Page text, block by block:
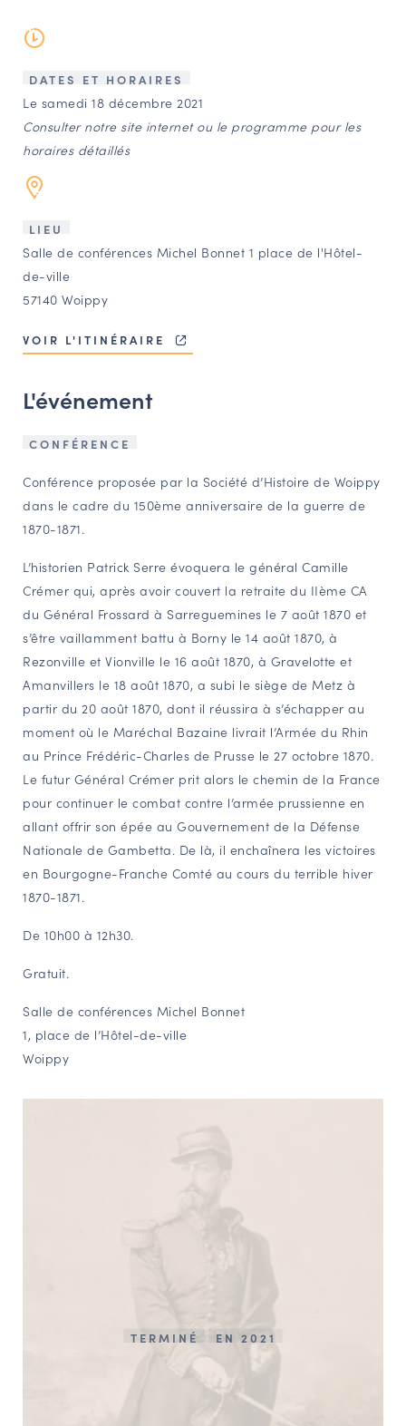
Agenda
Annuaire
Ressources
OFFRES D’EMPLOI ET DE STAGE
BOURSE D’ÉCHANGE
OUTILS EN LIGNE
Espace acteurs
PORTAIL CULTURE
Comité d'Histoire Régionale
VOUS ÊTES…
Amateurs d’histoire et de patrimoine
Responsables de structures
Étudiants & chercheurs
DATES ET HORAIRES
Le samedi 18 décembre 2021
Consulter notre site internet ou le programme pour les
horaires détaillés
LIEU
Salle de conférences Michel Bonnet 1 place de l'Hôtel-
de-ville
57140 Woippy
VOIR L'ITINÉRAIRE
L'événement
CONFÉRENCE
Conférence proposée par la Société d’Histoire de Woippy
dans le cadre du 150ème anniversaire de la guerre de
1870-1871.
L’historien Patrick Serre évoquera le général Camille
Crémer qui, après avoir couvert la retraite du IIème CA
du Général Frossard à Sarreguemines le 7 août 1870 et
s’être vaillamment battu à Borny le 14 août 1870, à
Rezonville et Vionville le 16 août 1870, à Gravelotte et
Amanvillers le 18 août 1870, a subi le siège de Metz à
partir du 20 août 1870, dont il réussira à s’échapper au
moment où le Maréchal Bazaine livrait l’Armée du Rhin
au Prince Frédéric-Charles de Prusse le 27 octobre 1870.
Le futur Général Crémer prit alors le chemin de la France
pour continuer le combat contre l’armée prussienne en
allant offrir son épée au Gouvernement de la Défense
Nationale de Gambetta. De là, il enchaînera les victoires
en Bourgogne-Franche Comté au cours du terrible hiver
1870-1871.
De 10h00 à 12h30.
Gratuit.
Salle de conférences Michel Bonnet
1, place de l’Hôtel-de-ville
Woippy
TERMINÉ EN 2021